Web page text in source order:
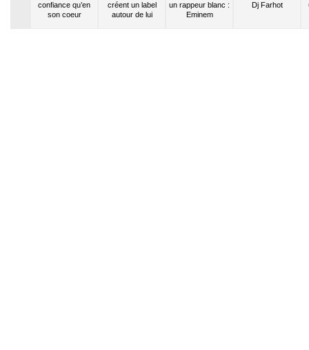
confiance qu’en
son coeur
créent un label
autour de lui
un rappeur blanc :
Eminem
Dj Farhot